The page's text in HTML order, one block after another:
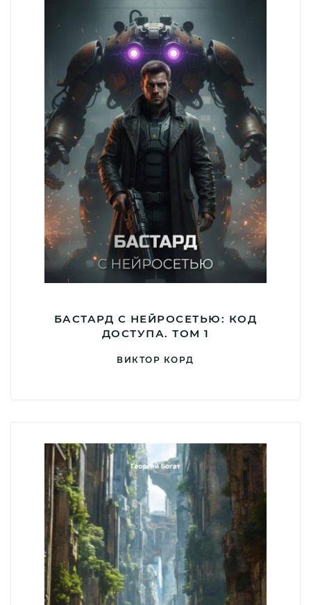
БАСТАРД С НЕЙРОСЕТЬЮ: КОД
ДОСТУПА. ТОМ 1
ВИКТОР КОРД